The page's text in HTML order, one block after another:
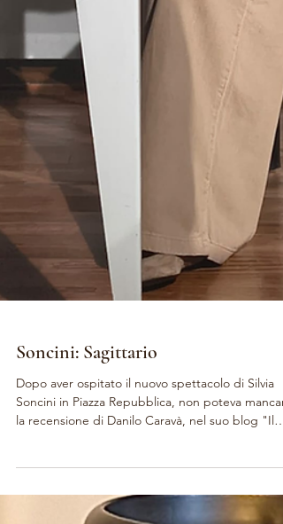
Soncini: Sagittario